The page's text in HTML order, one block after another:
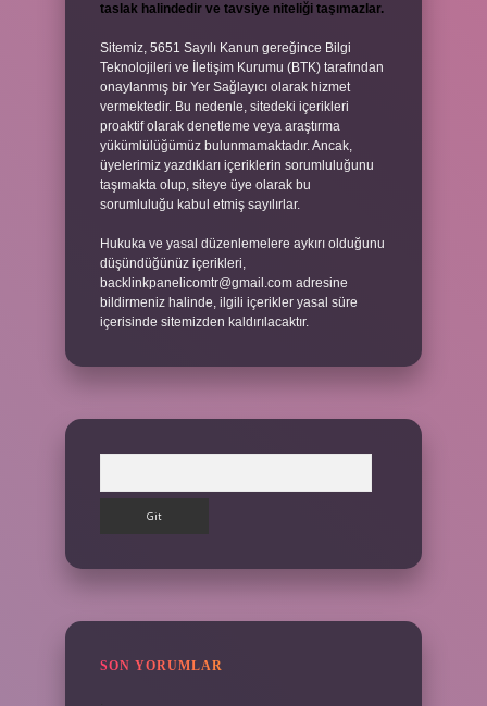
taslak halindedir ve tavsiye niteliği taşımazlar.
Sitemiz, 5651 Sayılı Kanun gereğince Bilgi
Teknolojileri ve İletişim Kurumu (BTK) tarafından
onaylanmış bir Yer Sağlayıcı olarak hizmet
vermektedir. Bu nedenle, sitedeki içerikleri
proaktif olarak denetleme veya araştırma
yükümlülüğümüz bulunmamaktadır. Ancak,
üyelerimiz yazdıkları içeriklerin sorumluluğunu
taşımakta olup, siteye üye olarak bu
sorumluluğu kabul etmiş sayılırlar.
Hukuka ve yasal düzenlemelere aykırı olduğunu
düşündüğünüz içerikleri,
backlinkpanelicomtr@gmail.com adresine
bildirmeniz halinde, ilgili içerikler yasal süre
içerisinde sitemizden kaldırılacaktır.
SON YORUMLAR